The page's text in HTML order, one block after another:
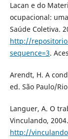
Lacan e do
ocupacional:
Saúde Coletiva.
http://
sequence=3.
Arendt, H. A
ed. São Paulo/
Languer, A. O
Vinculando,
http://